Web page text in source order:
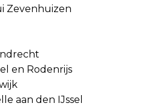
Zevenhuizen
en Rodenrijs
aan den IJssel